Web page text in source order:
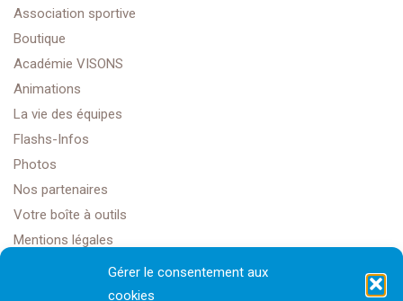
Gérer le consentement aux
cookies
Association sportive
Boutique
Académie VISONS
Animations
La vie des équipes
Flashs-Infos
Photos
Nos partenaires
Votre boîte à outils
Mentions légales